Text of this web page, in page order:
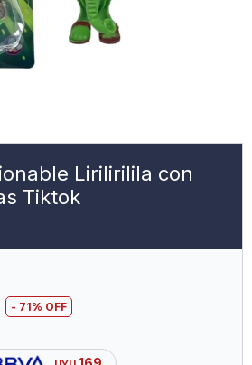
Lirilirilila con
Tiktok
71